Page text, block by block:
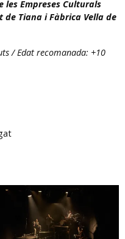
Empreses Culturals
de Tiana i Fàbrica Vella de
/ Edat recomanada: +10